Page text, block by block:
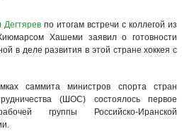
Дегтярев по итогам встречи с коллегой из
Хашеми заявил о готовности
в деле развития в этой стране хоккея с
саммита министров спорта стран
(ШОС) состоялось первое
группы Российско-Иранской